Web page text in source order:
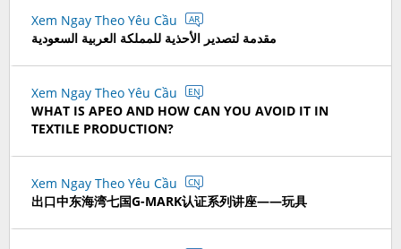
Xem Ngay Theo Yêu Cầu AR
مقدمة لتصدير الأحذية للمملكة العربية السعودية
Xem Ngay Theo Yêu Cầu EN
WHAT IS APEO AND HOW CAN YOU AVOID IT IN
TEXTILE PRODUCTION?
Xem Ngay Theo Yêu Cầu CN
出口中东海湾七国G-MARK认证系列讲座——玩具